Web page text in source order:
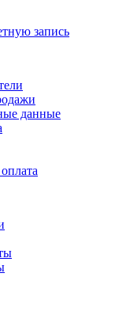
запись
данные